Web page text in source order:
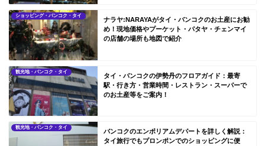
ショッピング・バンコク・タイ
ナラヤ:NARAYAがタイ・バンコクのお土産にお勧
め！現地価格やプーケット・パタヤ・チェンマイ
の店舗の場所も地図で紹介
観光地・バンコク・タイ
タイ・バンコクの伊勢丹のフロアガイド：最寄
駅・行き方・営業時間・レストラン・スーパーで
のお土産等をご案内！
観光地・バンコク・タイ
バンコクのエンポリアムデパートを詳しく解説：
タイ旅行でもプロンポンでのショッピングに便